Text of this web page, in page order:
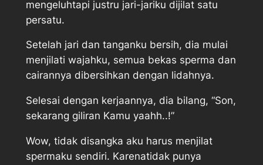
mengeluhtapi justru jari-jariku dijilat satu
persatu.
Setelah jari dan tanganku bersih, dia mulai
menjilati wajahku, semua bekas sperma dan
cairannya dibersihkan dengan lidahnya.
Selesai dengan kerjaannya, dia bilang, “Son,
sekarang giliran Kamu yaahh..!”
Wow, tidak disangka aku harus menjilat
spermaku sendiri. Karenatidak punya